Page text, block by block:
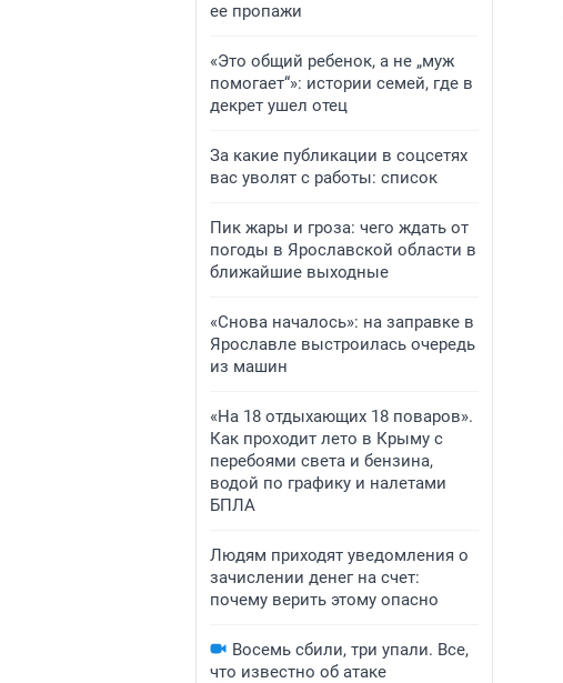
ее пропажи
«Это общий ребенок, а не „муж
помогает“»: истории семей, где в
декрет ушел отец
За какие публикации в соцсетях
вас уволят с работы: список
Пик жары и гроза: чего ждать от
погоды в Ярославской области в
ближайшие выходные
«Снова началось»: на заправке в
Ярославле выстроилась очередь
из машин
«На 18 отдыхающих 18 поваров».
Как проходит лето в Крыму с
перебоями света и бензина,
водой по графику и налетами
БПЛА
Людям приходят уведомления о
зачислении денег на счет:
почему верить этому опасно
Восемь сбили, три упали. Все,
что известно об атаке